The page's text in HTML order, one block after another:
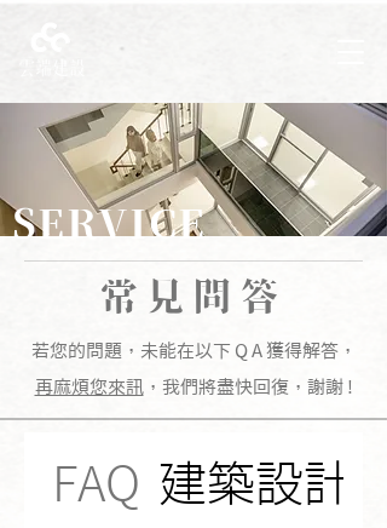
SERVICE
常見問答
若您的問題，未能在以下 Q A 獲得解答，
再麻煩您來訊，我們將盡快回復，謝謝 !
FAQ 建築設計